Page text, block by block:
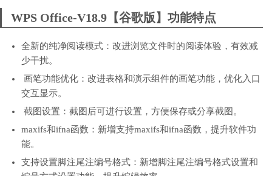
WPS Office-V18.9【谷歌版】功能特点
全新的纯净阅读模式：改进浏览文件时的阅读体验，有效减
少干扰。
画笔功能优化：改进表格和演示组件的画笔功能，优化入口
交互显示。
截图设置：截图后可进行设置，方便保存或分享截图。
maxifs和ifna函数：新增支持maxifs和ifna函数，提升软件功
能。
支持设置脚注尾注编号格式：新增脚注尾注编号格式设置和